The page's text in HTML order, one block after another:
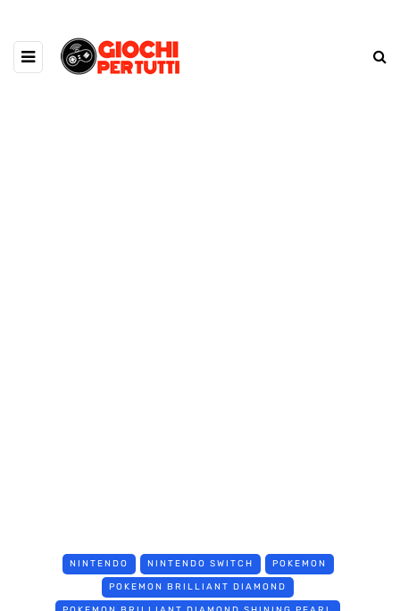
NINTENDO NINTENDO SWITCH POKEMON
POKEMON BRILLIANT DIAMOND